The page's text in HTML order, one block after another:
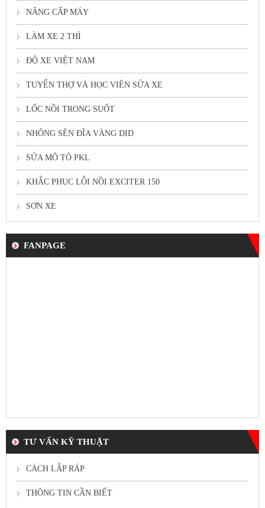
NÂNG CẤP MÁY
LÀM XE 2 THÌ
ĐỘ XE VIỆT NAM
TUYỂN THỢ VÀ HỌC VIÊN SỬA XE
LỐC NỒI TRONG SUỐT
NHÔNG SÊN ĐĨA VÀNG DID
SỬA MÔ TÔ PKL
KHẮC PHỤC LỖI NỒI EXCITER 150
SƠN XE
FANPAGE
TƯ VẤN KỸ THUẬT
CÁCH LẮP RÁP
THÔNG TIN CẦN BIẾT